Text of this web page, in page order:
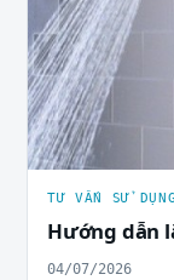
TƯ VẤN SỬ
Hướng dẫn
04/07/2026